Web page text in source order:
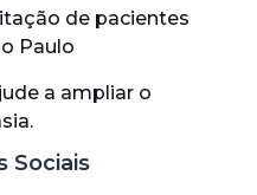
de pacientes
Paulo
a ampliar o
Sociais